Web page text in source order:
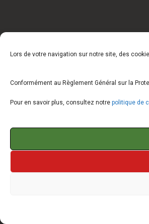
Lors de votre navigation sur notre site, des
Conformément au Règlement Général sur la
Pour en savoir plus, consultez notre politique de